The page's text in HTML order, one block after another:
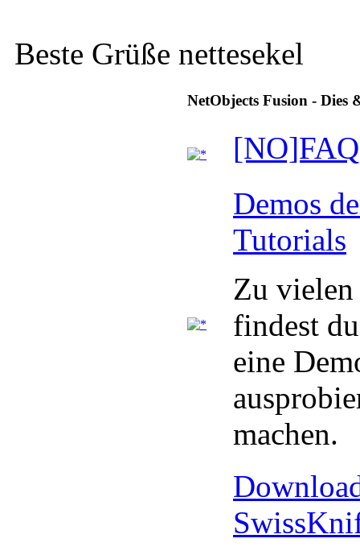
Beste Grüße nettesekel
NetObjects Fusion - Dies
[NO]FAQ
Demos
Tutorials
Zu vielen
findest
eine
machen.